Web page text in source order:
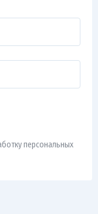
персональных